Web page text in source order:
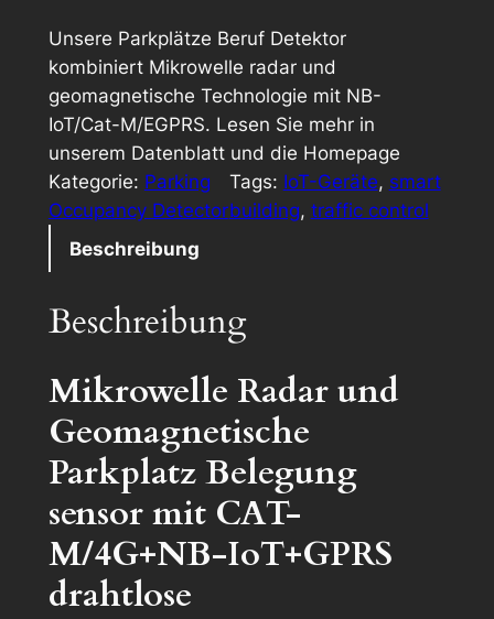
Unsere Parkplätze Beruf Detektor
kombiniert Mikrowelle radar und
geomagnetische Technologie mit NB-
IoT/Cat-M/EGPRS. Lesen Sie mehr in
unserem Datenblatt und die Homepage
Kategorie: Parking
Occupancy Detector
Tags: IoT-Geräte, smart
building, traffic control
Beschreibung
Beschreibung
Mikrowelle Radar und
Geomagnetische
Parkplatz Belegung
sensor mit CAT-
M/4G+NB-IoT+GPRS
drahtlose